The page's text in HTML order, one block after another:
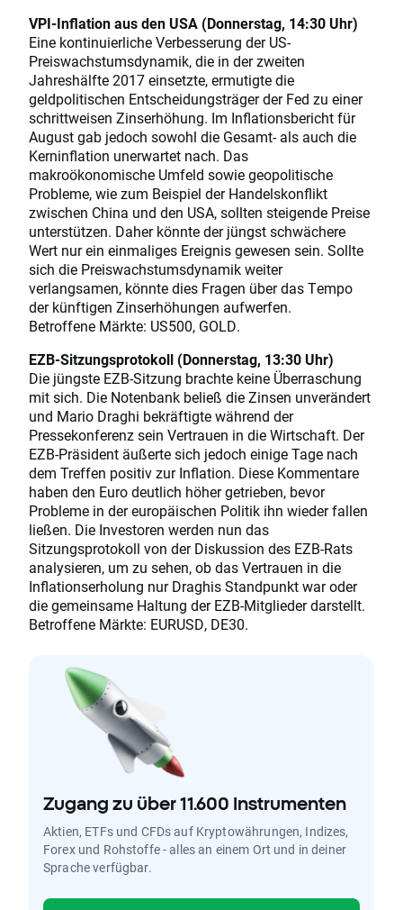
VPI-Inflation aus den USA (Donnerstag, 14:30 Uhr)
Eine kontinuierliche Verbesserung der US-
Preiswachstumsdynamik, die in der zweiten
Jahreshälfte 2017 einsetzte, ermutigte die
geldpolitischen Entscheidungsträger der Fed zu einer
schrittweisen Zinserhöhung. Im Inflationsbericht für
August gab jedoch sowohl die Gesamt- als auch die
Kerninflation unerwartet nach. Das
makroökonomische Umfeld sowie geopolitische
Probleme, wie zum Beispiel der Handelskonflikt
zwischen China und den USA, sollten steigende Preise
unterstützen. Daher könnte der jüngst schwächere
Wert nur ein einmaliges Ereignis gewesen sein. Sollte
sich die Preiswachstumsdynamik weiter
verlangsamen, könnte dies Fragen über das Tempo
der künftigen Zinserhöhungen aufwerfen.
Betroffene Märkte: US500, GOLD.
EZB-Sitzungsprotokoll (Donnerstag, 13:30 Uhr)
Die jüngste EZB-Sitzung brachte keine Überraschung
mit sich. Die Notenbank beließ die Zinsen unverändert
und Mario Draghi bekräftigte während der
Pressekonferenz sein Vertrauen in die Wirtschaft. Der
EZB-Präsident äußerte sich jedoch einige Tage nach
dem Treffen positiv zur Inflation. Diese Kommentare
haben den Euro deutlich höher getrieben, bevor
Probleme in der europäischen Politik ihn wieder fallen
ließen. Die Investoren werden nun das
Sitzungsprotokoll von der Diskussion des EZB-Rats
analysieren, um zu sehen, ob das Vertrauen in die
Inflationserholung nur Draghis Standpunkt war oder
die gemeinsame Haltung der EZB-Mitglieder darstellt.
Betroffene Märkte: EURUSD, DE30.
Zugang zu über 11.600 Instrumenten
Aktien, ETFs und CFDs auf Kryptowährungen, Indizes,
Forex und Rohstoffe - alles an einem Ort und in deiner
Sprache verfügbar.